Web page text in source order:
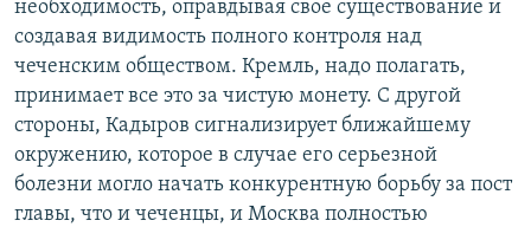
необходимость, оправдывая свое существование и
создавая видимость полного контроля над
чеченским обществом. Кремль, надо полагать,
принимает все это за чистую монету. С другой
стороны, Кадыров сигнализирует ближайшему
окружению, которое в случае его серьезной
болезни могло начать конкурентную борьбу за пост
главы, что и чеченцы, и Москва полностью